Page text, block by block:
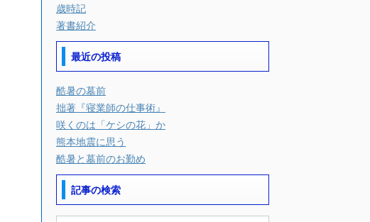
歳時記
著書紹介
最近の投稿
酷暑の墓前
拙著『寝業師の仕事術』
咲くのは「ケシの花」か
熊本地震に思う
酷暑と墓前のお勤め
記事の検索